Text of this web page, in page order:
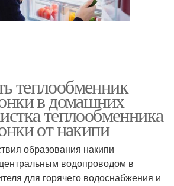
теплообменник
в домашних
теплообменника
от накипи
образования накипи
водопроводом в
для горячего водоснабжения и